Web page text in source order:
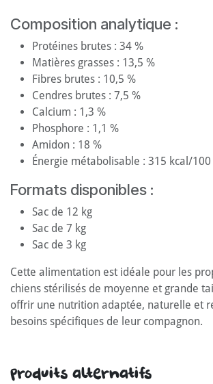
Composition analytique :
Protéines brutes : 34 %
Matières grasses : 13,5 %
Fibres brutes : 10,5 %
Cendres brutes : 7,5 %
Calcium : 1,3 %
Phosphore : 1,1 %
Amidon : 18 %
Énergie métabolisable : 315 kcal/100
Formats disponibles :
Sac de 12 kg
Sac de 7 kg
Sac de 3 kg
Cette alimentation est idéale pour les
chiens stérilisés de moyenne et grande
offrir une nutrition adaptée, naturelle et
besoins spécifiques de leur compagnon.
Produits alternatifs